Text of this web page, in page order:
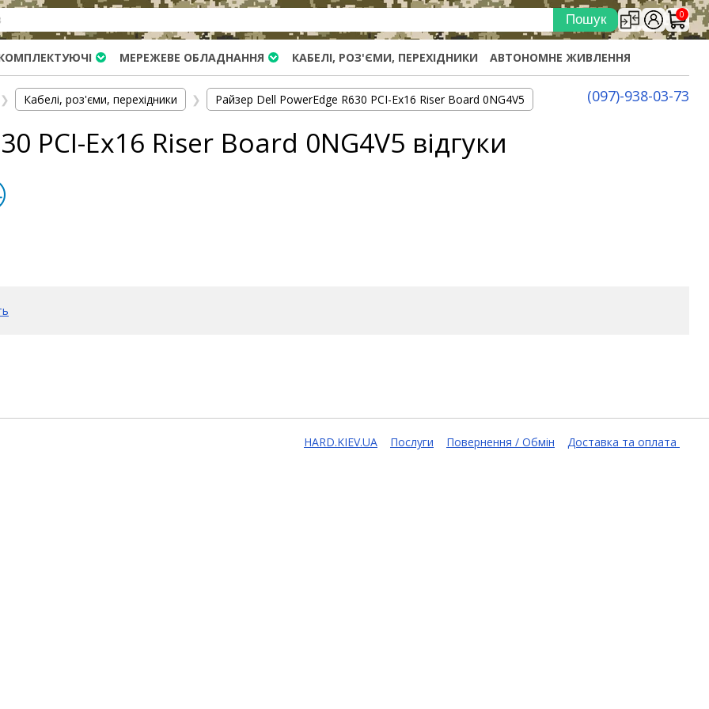
0
МЕРЕЖЕВЕ ОБЛАДНАННЯ КАБЕЛІ, РОЗ'ЄМИ, ПЕРЕХІДНИКИ АВТОНОМНЕ ЖИВЛЕННЯ
(097)-938-03-73
❯ Кабелі, роз'єми, перехідники ❯ Райзер Dell PowerEdge R630 PCI-Ex16 Riser Board 0NG4V5
PCI-Ex16 Riser Board 0NG4V5 відгуки
HARD.KIEV.UA Послуги Повернення / Обмін Доставка та оплата